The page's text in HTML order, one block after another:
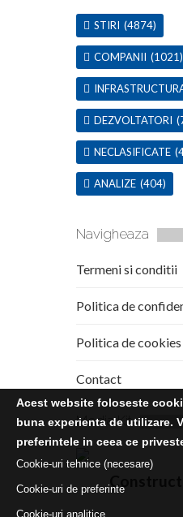
STIRI (4874)
COMPANII (1021)
DEZVOLTATORI
NECLASIFICATE
ANALIZE (404)
Navigheaza
Termeni si conditii
Politica de
Politica de cookies
Contact
Media Kit
Acest website foloseste
buna experienta de utilizare.
preferintele in ceea ce
Cookie-uri tehnice (necesare)
Cookie-uri de preferinte
Cookie-uri analitice